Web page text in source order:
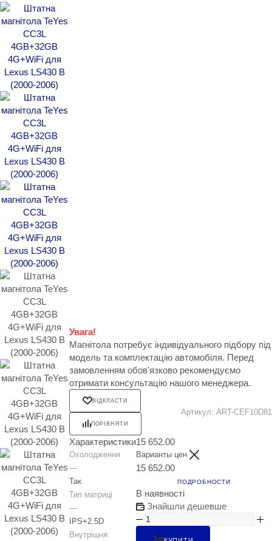
Увага!
Магнітола потребує індивідуального підбору під
модель та комплектацію автомобіля. Перед
замовленням обов'язково рекомендуємо
отримати консультацію нашого менеджера.
ВІДКЛАСТИ
ПОРІВНЯТИ
Артикул: ART-CEF10D81
Характеристики
Охолодження
—
Так
Тип матриці
—
IPS+2.5D
Внутрішня
15 652.00
Варианты цен
15 652.00
ПОДРОБНОСТИ
В наявності
Знайшли дешевше